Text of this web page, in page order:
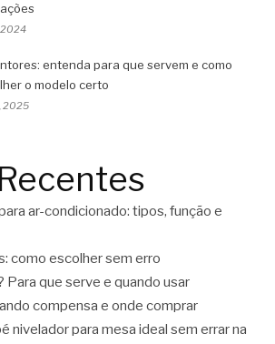
2024
entenda para que servem e como
o modelo certo
2025
ar-condicionado: tipos, função e
como escolher sem erro
Para que serve e quando usar
compensa e onde comprar
nivelador para mesa ideal sem errar na